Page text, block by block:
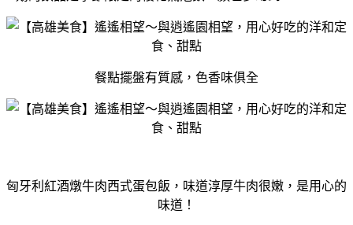
餐點擺盤有質感，色香味俱全
匈牙利紅酒燉牛肉西式蛋包飯，味道淳厚牛肉很嫩，是用心的
味道！